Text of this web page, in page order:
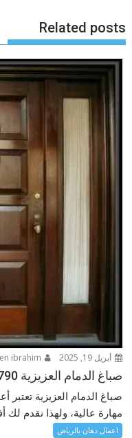
Related posts
أبريل 19, 2025
صباغ الدمام العزيزية 0546355790
صباغ الدمام العزيزية تعتبر
مهارة عالية، ولهذا نقدم لك
اعمال دهان بالرياض